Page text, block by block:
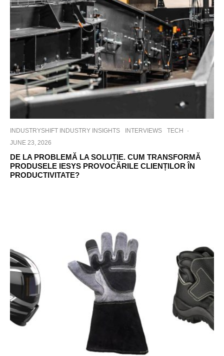
INDUSTRYSHIFT INDUSTRY INSIGHTS INTERVIEWS TECH
·
JUNE 23, 2026
DE LA PROBLEMĂ LA SOLUȚIE. CUM TRANSFORMĂ
PRODUSELE IESYS PROVOCĂRILE CLIENȚILOR ÎN
PRODUCTIVITATE?